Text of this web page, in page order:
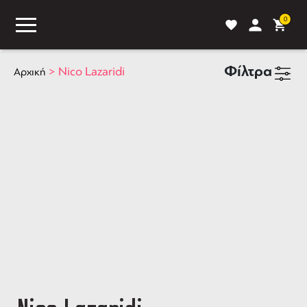
0
Αρχική > Nico Lazaridi Φίλτρα